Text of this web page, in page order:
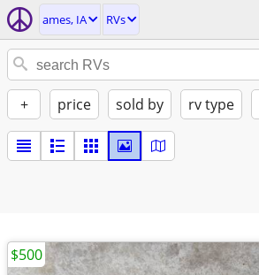
ames, IA RVs
+ price sold by rv type
$500